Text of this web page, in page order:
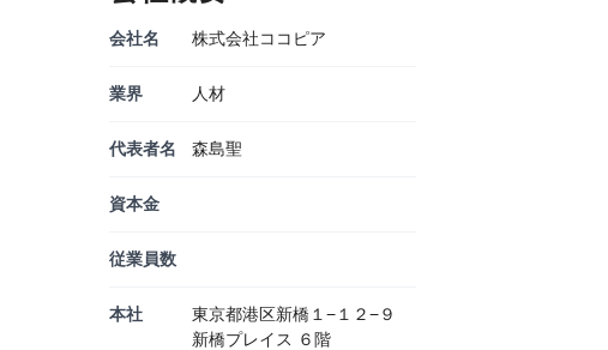
会社名 株式会社ココピア
業界 人材
代表者名 森島聖
資本金
従業員数
本社
東京都港区新橋１−１２−９
新橋プレイス ６階